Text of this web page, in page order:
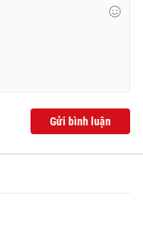
Gửi bình luận